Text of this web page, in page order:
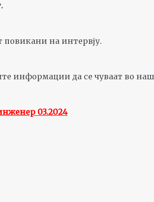
на интервју.
информации да се чуваат во
03.2024